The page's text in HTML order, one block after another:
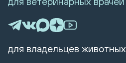
для владельцев животных